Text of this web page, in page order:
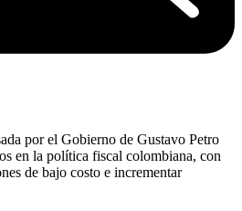
por el Gobierno de Gustavo Petro
en la política fiscal colombiana, con
de bajo costo e incrementar